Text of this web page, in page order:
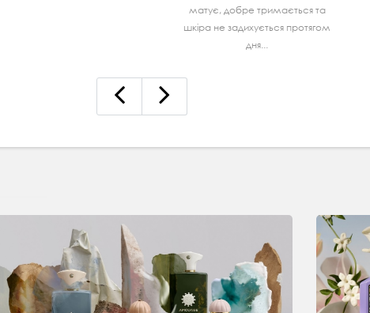
матує, добре тримається та
шкiра не задихується протягом
дня...